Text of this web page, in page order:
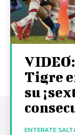
Tigre
su
ENTERATE